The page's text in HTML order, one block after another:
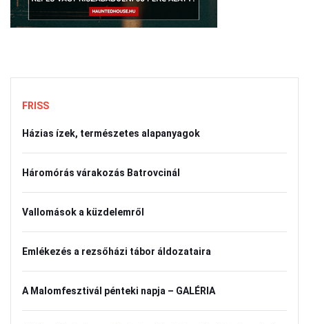
FRISS
Házias ízek, természetes alapanyagok
Háromórás várakozás Batrovcinál
Vallomások a küzdelemről
Emlékezés a rezsőházi tábor áldozataira
A Malomfesztivál pénteki napja – GALÉRIA